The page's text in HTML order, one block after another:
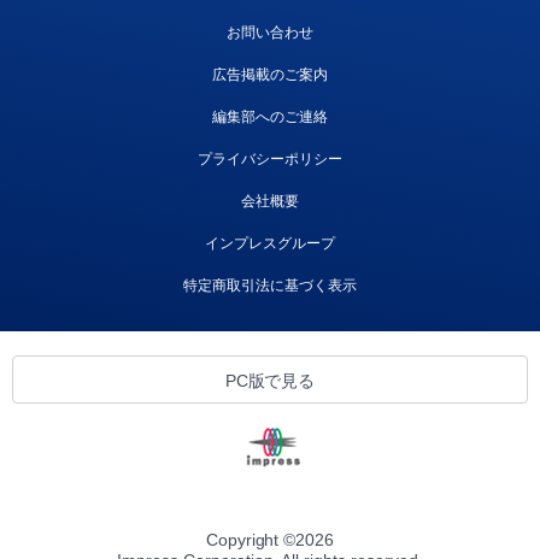
お問い合わせ
広告掲載のご案内
編集部へのご連絡
プライバシーポリシー
会社概要
インプレスグループ
特定商取引法に基づく表示
PC版で見る
Copyright ©2026